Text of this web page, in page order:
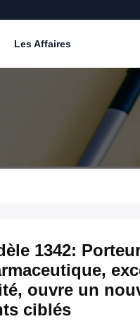
Les Affaires
1342:
ouvre un
ciblés